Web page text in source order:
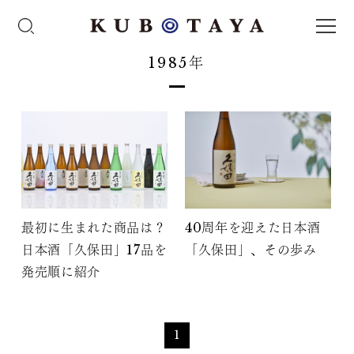
1985年
最初に生まれた商品は？
日本酒「久保田」17品を
発売順に紹介
40周年を迎えた日本酒
「久保田」、その歩み
1